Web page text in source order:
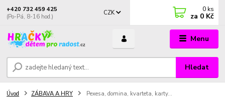
Menu
CZK
Hledat
+420 732 459 425
(Po-Pá, 8-16 hod.)
0 ks
za 0 Kč
Úvod ZÁBAVA A HRY Pexesa, domina, kvarteta, karty...